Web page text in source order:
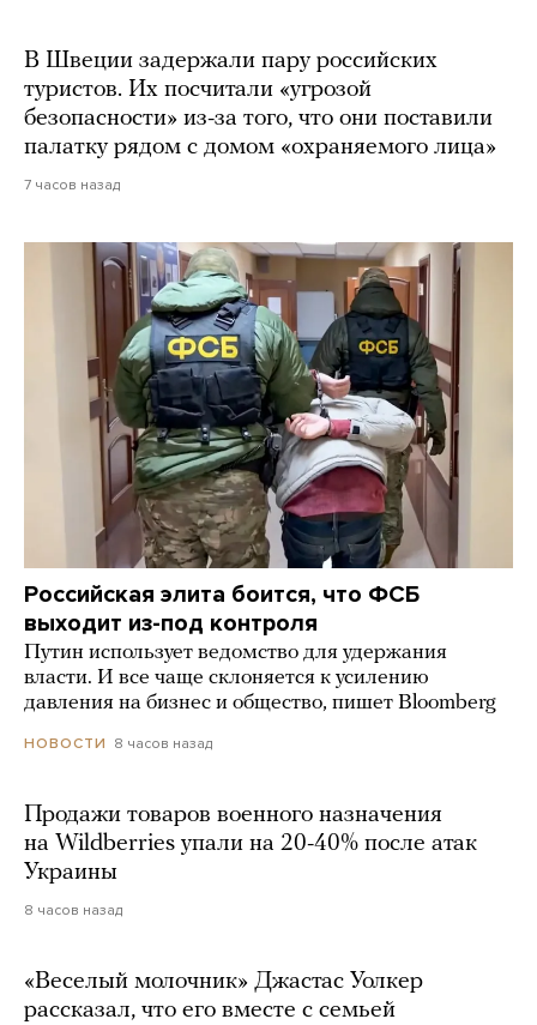
В Швеции задержали пару российских
туристов. Их посчитали «угрозой
безопасности» из-за того, что они поставили
палатку рядом с домом «охраняемого лица»
7 часов назад
Российская элита боится, что ФСБ
выходит из-под контроля
Путин использует ведомство для удержания
власти. И все чаще склоняется к усилению
давления на бизнес и общество, пишет Bloomberg
НОВОСТИ 8 часов назад
Продажи товаров военного назначения
на Wildberries упали на 20-40% после атак
Украины
8 часов назад
«Веселый молочник» Джастас Уолкер
рассказал, что его вместе с семьей